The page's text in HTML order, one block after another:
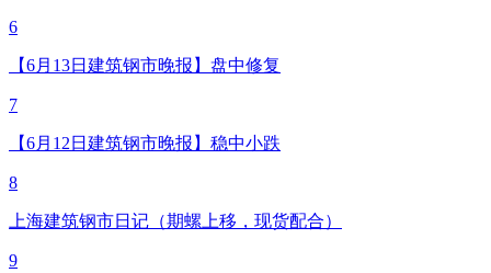
6
【6月13日建筑钢市晚报】盘中修复
7
【6月12日建筑钢市晚报】稳中小跌
8
上海建筑钢市日记（期螺上移，现货配合）
9